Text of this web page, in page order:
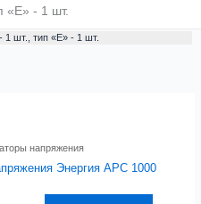
«E» - 1 шт.
1 шт., тип «E» - 1 шт.
напряжения
Энергия APC 1000